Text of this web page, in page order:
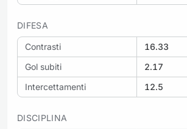
DIFESA
Contrasti
16.33
Gol subiti
2.17
Intercettamenti
12.5
DISCIPLINA